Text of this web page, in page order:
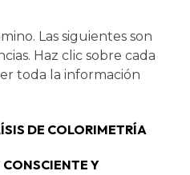
Las siguientes son
Haz clic sobre cada
toda la información
DE COLORIMETRÍA
CONSCIENTE Y